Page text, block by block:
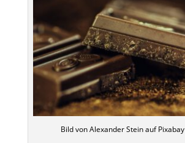
Bild von Alexander Stein auf Pixabay